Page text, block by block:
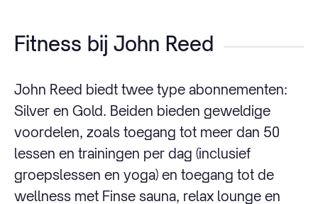
Fitness bij John Reed
John Reed biedt twee type abonnementen:
Silver en Gold. Beiden bieden geweldige
voordelen, zoals toegang tot meer dan 50
lessen en trainingen per dag (inclusief
groepslessen en yoga) en toegang tot de
wellness met Finse sauna, relax lounge en